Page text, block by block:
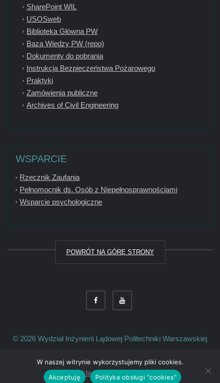
SharePoint WIL
USOSweb
Biblioteka Główna PW
Baza Wiedzy PW (repo)
Dokumenty do pobrania
Instrukcja Bezpieczeństwa Pożarowego
Praktyki
Zamówienia publiczne
Archives of Civil Engineering
WSPARCIE
Rzecznik Zaufania
Pełnomocnik ds. Osób z Niepełnosprawnościami
Wsparcie psychologiczne
POWRÓT NA GÓRĘ STRONY
© 2026 Wydział Inżynierii Lądowej Politechniki Warszawskiej
Deklaracja dostępności
W naszej witrynie wykorzystujemy pliki cookies.
Akceptuję
Polityka obsługi "cookies"